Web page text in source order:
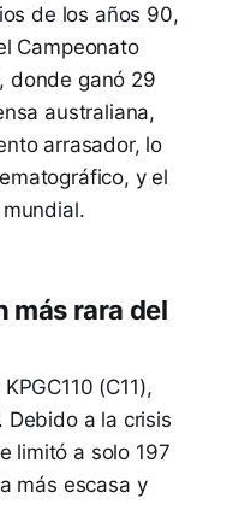
de los años 90,
Campeonato
donde ganó 29
australiana,
arrasador, lo
y el
más rara del
(C11),
Debido a la crisis
limitó a solo 197
más escasa y